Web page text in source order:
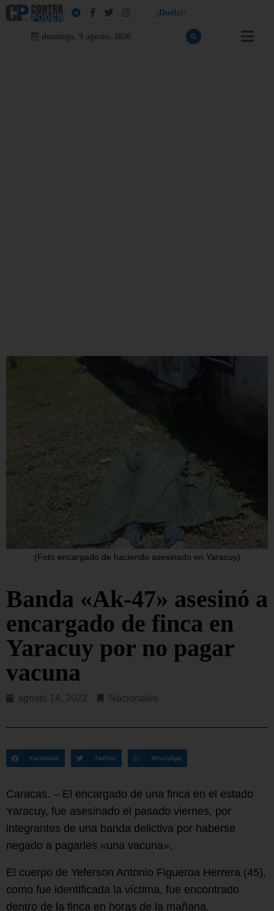
¡ Dué a e
domingo, 9 agosto, 2026
(Foto encargado de haciendo asesinado en Yaracuy)
Banda «Ak-47» asesinó a
encargado de finca en
Yaracuy por no pagar
vacuna
agosto 14, 2022 Nacionales
Facebook Twitter WhatsApp
Caracas. – El encargado de una finca en el estado
Yaracuy, fue asesinado el pasado viernes, por
integrantes de una banda delictiva por haberse
negado a pagarles «una vacuna».
El cuerpo de Yeferson Antonio Figueroa Herrera (45),
como fue identificada la víctima, fue encontrado
dentro de la finca en horas de la mañana.